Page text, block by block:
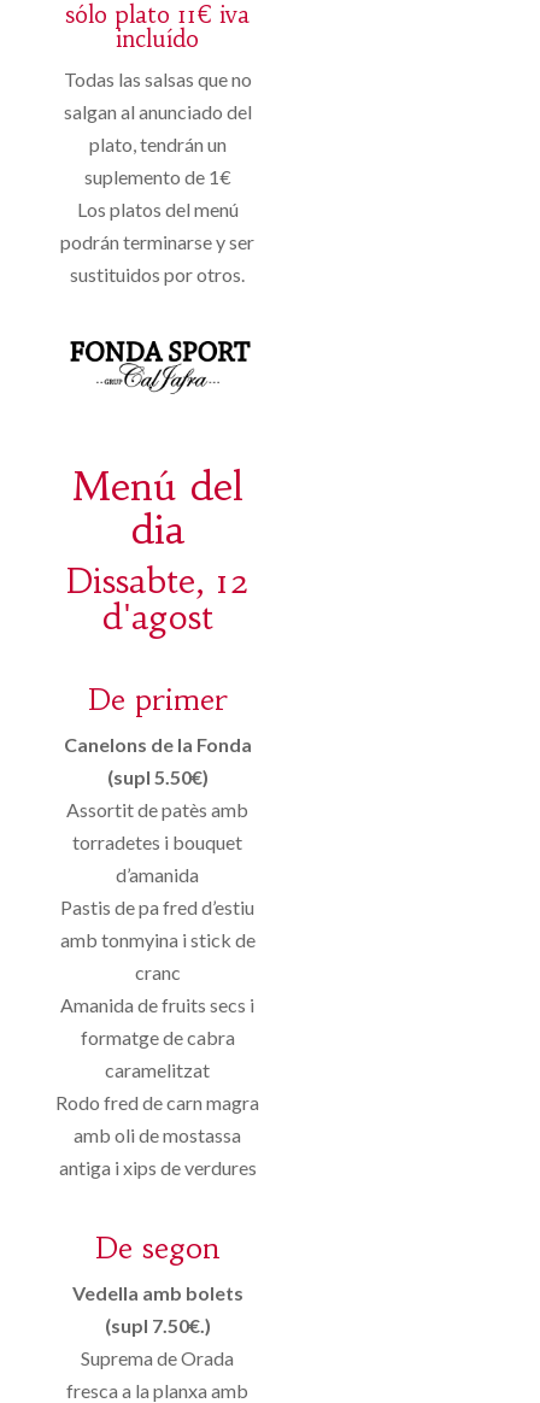
sólo plato 11€ iva
incluído
Todas las salsas que no
salgan al anunciado del
plato, tendrán un
suplemento de 1€
Los platos del menú
podrán terminarse y ser
sustituidos por otros.
Menú del
dia
Dissabte, 12
d'agost
De primer
Canelons de la Fonda
(supl 5.50€)
Assortit de patès amb
torradetes i bouquet
d’amanida
Pastis de pa fred d’estiu
amb tonmyina i stick de
cranc
Amanida de fruits secs i
formatge de cabra
caramelitzat
Rodo fred de carn magra
amb oli de mostassa
antiga i xips de verdures
De segon
Vedella amb bolets
(supl 7.50€.)
Suprema de Orada
fresca a la planxa amb